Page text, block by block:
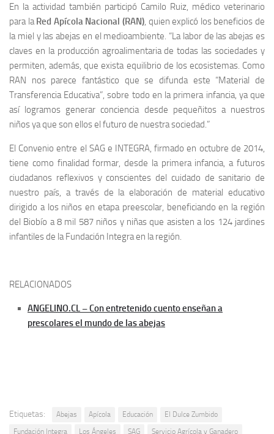
En la actividad también participó Camilo Ruiz, médico veterinario
para laRed Apícola Nacional (RAN), quien explicó los beneficios de
la miel y las abejas en el medioambiente. “La labor de las abejas es
claves en la producción agroalimentaria de todas las sociedades y
permiten, además, que exista equilibrio de los ecosistemas. Como
RAN nos parece fantástico que se difunda este “Material de
Transferencia Educativa”, sobre todo en la primera infancia, ya que
así logramos generar conciencia desde pequeñitos a nuestros
niños ya que son ellos el futuro de nuestra sociedad.”
El Convenio entre el SAG e INTEGRA, firmado en octubre de 2014,
tiene como finalidad formar, desde la primera infancia, a futuros
ciudadanos reflexivos y conscientes del cuidado de sanitario de
nuestro país, a través de la elaboración de material educativo
dirigido a los niños en etapa preescolar, beneficiando en la región
del Biobío a 8 mil 587 niños y niñas que asisten a los 124 jardines
infantiles de la Fundación Integra en la región.
RELACIONADOS
ANGELINO.CL – Con entretenido cuento enseñan a
prescolares el mundo de las abejas
Etiquetas: Abejas Apícola Educación
El Dulce Zumbido
Fundación Integra
Los Ángeles SAG Servicio Agrícola y Ganadero